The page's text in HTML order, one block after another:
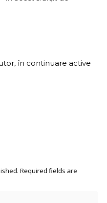
în continuare active
Required fields are